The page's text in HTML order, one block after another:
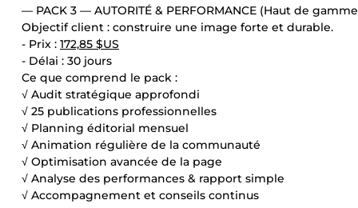
— PACK 3 — AUTORITÉ & PERFORMANCE (Haut de
Objectif client : construire une image forte et durable.
- Prix : 172,85 $US
- Délai : 30 jours
Ce que comprend le pack :
√ Audit stratégique approfondi
√ 25 publications professionnelles
√ Planning éditorial mensuel
√ Animation régulière de la communauté
√ Optimisation avancée de la page
√ Analyse des performances & rapport simple
√ Accompagnement et conseils continus